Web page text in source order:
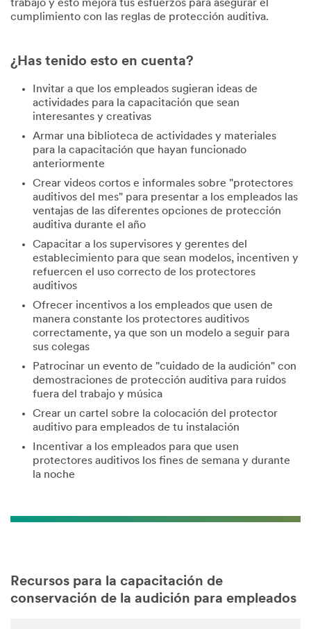
trabajo y esto mejora tus esfuerzos para asegurar el
cumplimiento con las reglas de protección auditiva.
¿Has tenido esto en cuenta?
Invitar a que los empleados sugieran ideas de
actividades para la capacitación que sean
interesantes y creativas
Armar una biblioteca de actividades y materiales
para la capacitación que hayan funcionado
anteriormente
Crear videos cortos e informales sobre "protectores
auditivos del mes" para presentar a los empleados las
ventajas de las diferentes opciones de protección
auditiva durante el año
Capacitar a los supervisores y gerentes del
establecimiento para que sean modelos, incentiven y
refuercen el uso correcto de los protectores
auditivos
Ofrecer incentivos a los empleados que usen de
manera constante los protectores auditivos
correctamente, ya que son un modelo a seguir para
sus colegas
Patrocinar un evento de "cuidado de la audición" con
demostraciones de protección auditiva para ruidos
fuera del trabajo y música
Crear un cartel sobre la colocación del protector
auditivo para empleados de tu instalación
Incentivar a los empleados para que usen
protectores auditivos los fines de semana y durante
la noche
Recursos para la capacitación de
conservación de la audición para empleados